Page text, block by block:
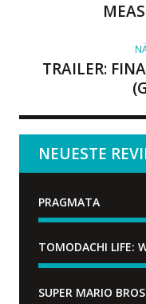
TRAILER:
NEUESTE
PRAGMATA
TOMODACHI LIFE: